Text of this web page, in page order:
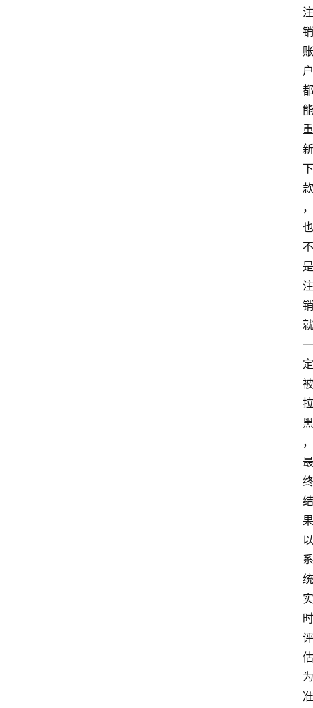
注
销
账
户
都
能
重
新
下
款
，
也
不
是
注
销
就
一
定
被
拉
黑
，
最
终
结
果
以
系
统
实
时
评
估
为
准